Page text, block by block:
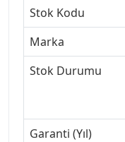
Stok Kodu
Marka
Stok Durumu
Garanti (Yıl)